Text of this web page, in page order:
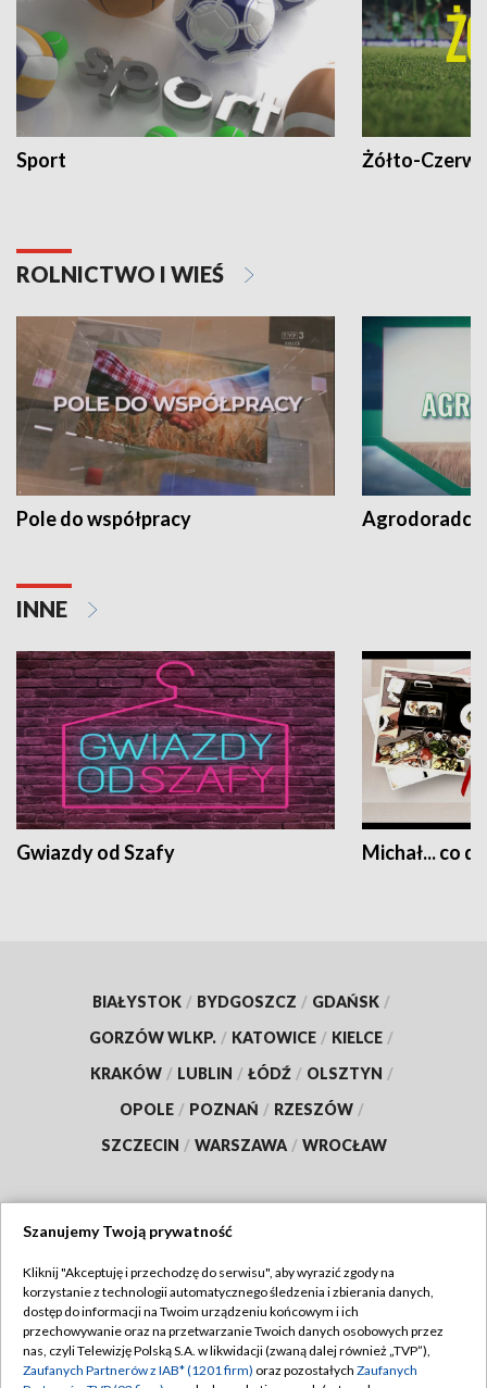
Sport Żółto-
ROLNICTWO I WIEŚ
Pole do współpracy Agrodoradcy
INNE
Gwiazdy od Szafy Michał... co
BIAŁYSTOK / BYDGOSZCZ / GDAŃSK /
GORZÓW WLKP. / KATOWICE / KIELCE /
KRAKÓW / LUBLIN / ŁÓDŹ / OLSZTYN /
OPOLE / POZNAŃ / RZESZÓW /
SZCZECIN / WARSZAWA / WROCŁAW
TVP
Abonament TVP
Emisja w TVP
Regulamin TVP
Polityka prywatności
Szanujemy Twoją prywatność
Kliknij "Akceptuję i przechodzę do serwisu", aby wyrazić zgody na
korzystanie z technologii automatycznego śledzenia i zbierania danych,
dostęp do informacji na Twoim urządzeniu końcowym i ich
przechowywanie oraz na przetwarzanie Twoich danych osobowych przez
nas, czyli Telewizję Polską S.A. w likwidacji (zwaną dalej również „TVP”),
Zaufanych Partnerów z IAB* (1201 firm) oraz pozostałych Zaufanych